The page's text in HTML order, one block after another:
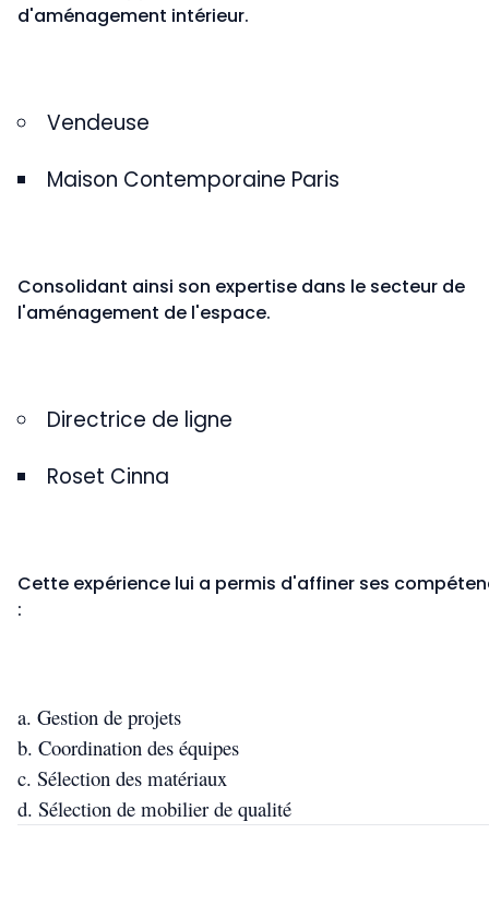
d'aménagement intérieur.
Vendeuse
Maison Contemporaine Paris
Consolidant ainsi son expertise dans le secteur de
l'aménagement de l'espace.
Directrice de ligne
Roset Cinna
Cette expérience lui a permis d'affiner ses
:
Gestion de projets
Coordination des équipes
Sélection des matériaux
Sélection de mobilier de qualité